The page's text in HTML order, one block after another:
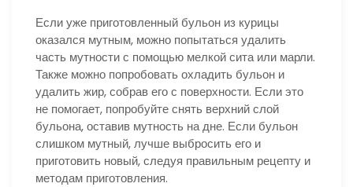
Если уже приготовленный бульон из курицы
оказался мутным, можно попытаться удалить
часть мутности с помощью мелкой сита или марли.
Также можно попробовать охладить бульон и
удалить жир, собрав его с поверхности. Если это
не помогает, попробуйте снять верхний слой
бульона, оставив мутность на дне. Если бульон
слишком мутный, лучше выбросить его и
приготовить новый, следуя правильным рецепту и
методам приготовления.